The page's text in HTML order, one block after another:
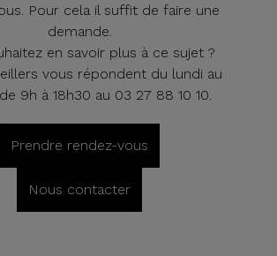
Pour cela il suffit de faire une
demande.
en savoir plus à ce sujet ?
vous répondent du lundi au
9h à 18h30 au 03 27 88 10 10.
Prendre rendez-vous
Nous contacter